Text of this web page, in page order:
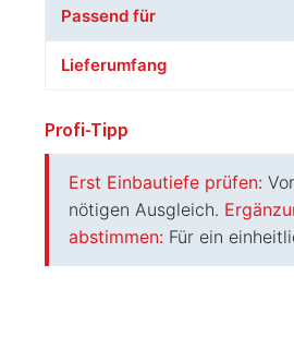
Passend für
Lieferumfang
Profi-Tipp
Erst Einbautiefe prüfen:
nötigen Ausgleich.
abstimmen: Für ein